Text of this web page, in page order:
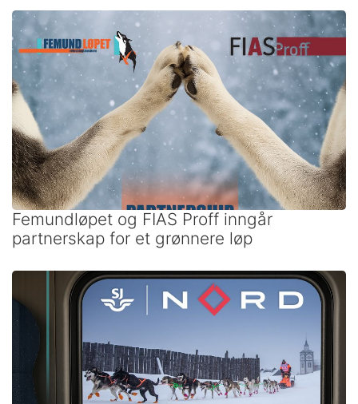
Femundløpet og FIAS Proff inngår
partnerskap for et grønnere løp